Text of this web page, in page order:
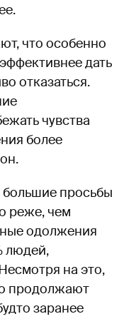
что особенно
дать
отказаться.
чувства
более
большие просьбы
реже, чем
одолжения
людей,
на это,
продолжают
заранее